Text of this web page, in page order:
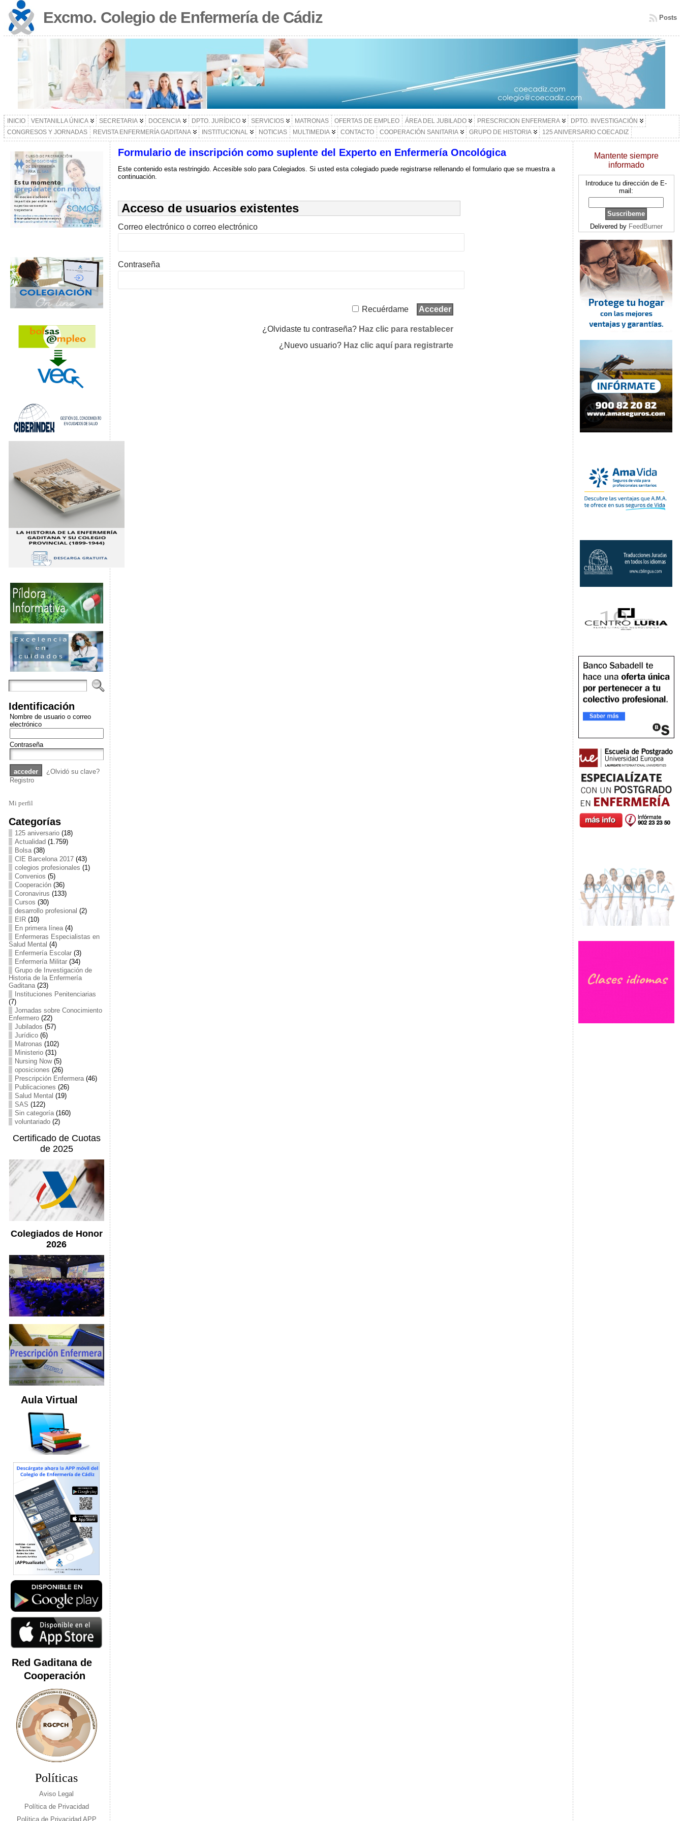
Excmo. Colegio de Enfermería de Cádiz Posts
INICIO VENTANILLA ÚNICA SECRETARIA DOCENCIA DPTO. JURÍDICO SERVICIOS MATRONAS OFERTAS DE EMPLEO ÁREA DEL JUBILADO PRESCRICION ENFERMERA
DPTO. INVESTIGACIÓN
CONGRESOS Y JORNADAS
REVISTA ENFERMERÍA GADITANA INSTITUCIONAL NOTICIAS MULTIMEDIA CONTACTO COOPERACIÓN SANITARIA GRUPO DE HISTORIA 125 ANIVERSARIO COECADIZ
Identificación
Nombre de usuario o correo
electrónico
Contraseña
¿Olvidó su clave?
Registro
Mi perfil
Categorías
125 aniversario(18)
Actualidad (1.759)
Bolsa(38)
CIE Barcelona 2017(43)
colegios profesionales (1)
Convenios (5)
Cooperación(36)
Coronavirus (133)
Cursos (30)
desarrollo profesional (2)
EIR(10)
En primera línea(4)
Enfermeras Especialistas en
Salud Mental (4)
Enfermería Escolar(3)
Enfermería Militar(34)
Grupo de Investigación de
Historia de la Enfermería
Gaditana(23)
Instituciones Penitenciarias
(7)
Jornadas sobre Conocimiento
Enfermero(22)
Jubilados (57)
Jurídico(6)
Matronas (102)
Ministerio(31)
Nursing Now(5)
oposiciones (26)
Prescripción Enfermera(46)
Publicaciones (26)
Salud Mental (19)
SAS (122)
Sin categoría(160)
voluntariado(2)
Certificado de Cuotas
de 2025
Colegiados de Honor
2026
Aula Virtual
Red Gaditana de
Cooperación
Políticas
Aviso Legal
Política de Privacidad
Política de Privacidad APP
Formulario de inscripción como suplente del Experto en Enfermería Oncológica
Este contenido esta restringido. Accesible solo para Colegiados. Si usted esta colegiado puede registrarse rellenando el formulario que se muestra a
continuación.
Acceso de usuarios existentes
Correo electrónico o correo electrónico
Contraseña
Recuérdame
¿Olvidaste tu contraseña? Haz clic para restablecer
¿Nuevo usuario? Haz clic aquí para registrarte
Mantente siempre
informado
Introduce tu dirección de E-
mail:
Delivered by FeedBurner